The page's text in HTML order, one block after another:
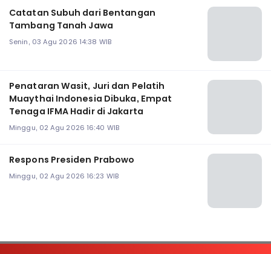
Catatan Subuh dari Bentangan
Tambang Tanah Jawa
Senin, 03 Agu 2026 14:38 WIB
Penataran Wasit, Juri dan Pelatih
Muaythai Indonesia Dibuka, Empat
Tenaga IFMA Hadir di Jakarta
Minggu, 02 Agu 2026 16:40 WIB
Respons Presiden Prabowo
Minggu, 02 Agu 2026 16:23 WIB